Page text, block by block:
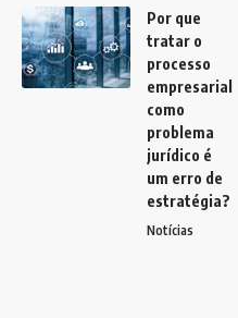
Por que
tratar o
processo
empresarial
como
problema
jurídico é
um erro de
estratégia?
Notícias